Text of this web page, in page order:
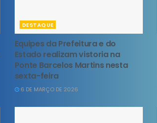
DESTAQUE
Equipes da Prefeitura e do
Estado realizam vistoria na
Ponte Barcelos Martins nesta
sexta-feira
6 DE MARÇO DE 2026